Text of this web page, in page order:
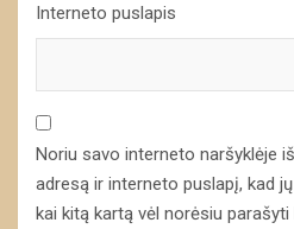
Interneto puslapis
Noriu savo interneto naršyklėje
adresą ir interneto puslapį, kad
kai kitą kartą vėl norėsiu parašyti